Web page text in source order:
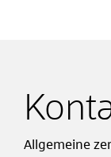
Allgemeine